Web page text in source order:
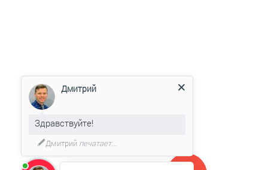
Дмитрий
Здравствуйте!
Дмитрийпечатает...